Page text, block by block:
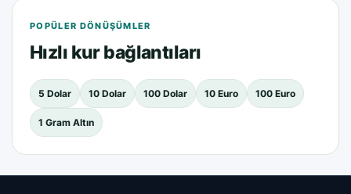
POPÜLER DÖNÜŞÜMLER
Hızlı kur bağlantıları
5 Dolar 10 Dolar 100 Dolar 10 Euro 100 Euro
1 Gram Altın